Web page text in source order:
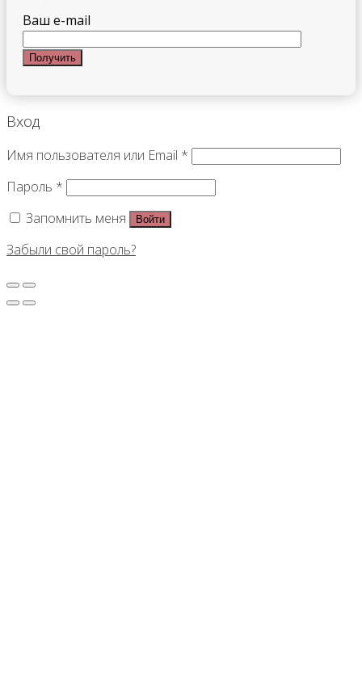
Ваш e-mail
Вход
Имя пользователя или Email *
Пароль *
Запомнить меня
Войти
Забыли свой пароль?